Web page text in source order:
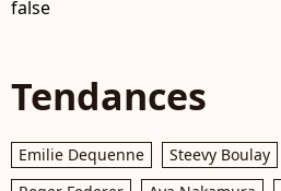
false
Tendances
Emilie Dequenne Steevy Boulay